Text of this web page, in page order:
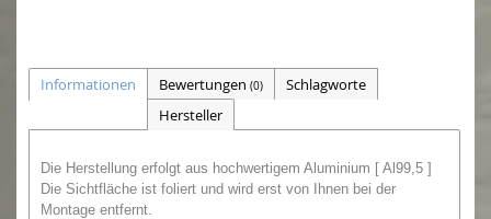
Informationen Bewertungen (0)
Schlagworte
Hersteller
Die Herstellung erfolgt aus hochwertigem Aluminium [ Al99,5 ]
Die Sichtfläche ist foliert und wird erst von Ihnen bei der
Montage entfernt.